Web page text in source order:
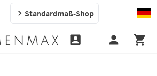
Standardmaß-Shop